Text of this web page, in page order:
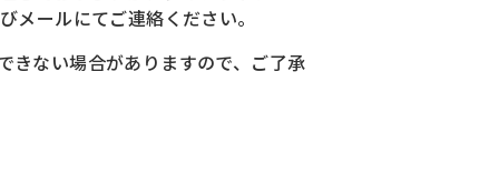
ールにてご連絡ください。
きない場合がありますので、ご了承